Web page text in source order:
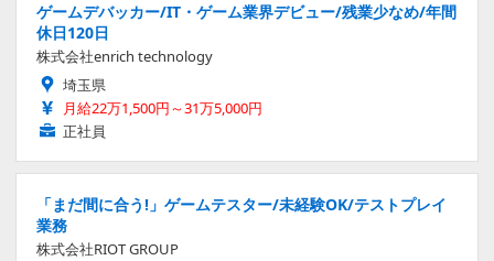
ゲームデバッカー/IT・ゲーム業界デビュー/残業少なめ/年間
休日120日
株式会社enrich technology
埼玉県
月給22万1,500円～31万5,000円
正社員
「まだ間に合う!」ゲームテスター/未経験OK/テストプレイ
業務
株式会社RIOT GROUP